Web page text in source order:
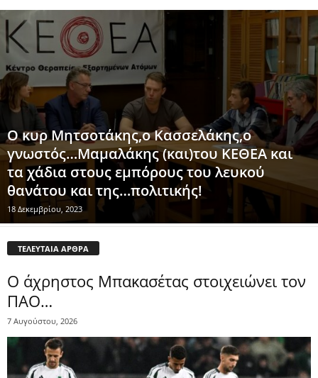
Ο κυρ Μητσοτάκης,ο Κασσελάκης,ο
γνωστός…Μαμαλάκης (και)του ΚΕΘΕΑ και
τα χάδια στους εμπόρους του λευκού
θανάτου και της…πολιτικής!
18 Δεκεμβρίου, 2023
ΤΕΛΕΥΤΑΙΑ ΑΡΘΡΑ
Ο άχρηστος Μπακασέτας στοιχειώνει τον
ΠΑΟ…
7 Αυγούστου, 2026